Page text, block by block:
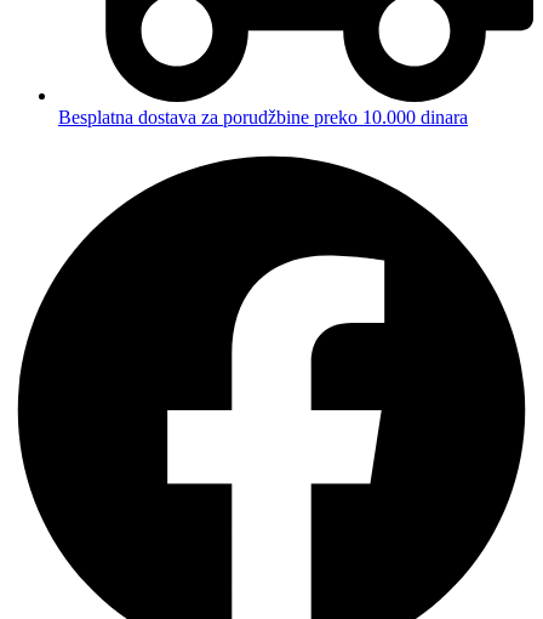
Besplatna dostava za porudžbine preko 10.000 dinara